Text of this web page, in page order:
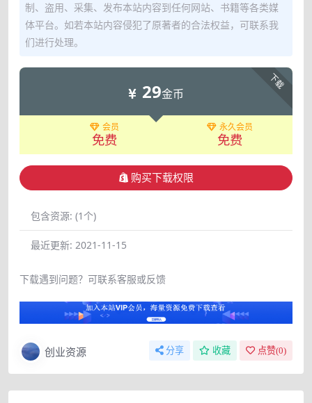
制、盗用、采集、发布本站内容到任何网站、书籍等各类媒
体平台。如若本站内容侵犯了原著者的合法权益，可联系我
们进行处理。
下载
29金币
会员
免费
永久会员
免费
购买下载权限
包含资源: (1个)
最近更新: 2021-11-15
下载遇到问题？可联系客服或反馈
创业资源 分享 收藏 点赞(0)